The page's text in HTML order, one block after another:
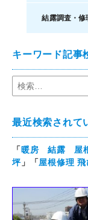
結露調査・修
キーワード記事
最近検索されて
「暖房 結露 屋
坪」「屋根修理 飛